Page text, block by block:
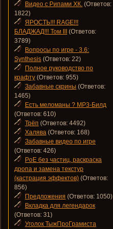
Видео с Рипами ХК. (Ответов:
1822)
ЯРОСТЬ!!! RAGE!!!
БЛАДЖАД!!! Том III
(Ответов:
3789)
Вопросы по игре - 3.6:
Synthesis (Ответов: 22)
Полное руководство по
крафту (Ответов: 955)
Забавные скрины (Ответов:
1465)
Есть меломаны ? MP3-Билд
(Ответов: 610)
Трёп (Ответов: 4492)
Халява (Ответов: 168)
Забавные видео по игре
(Ответов: 426)
PoE без частиц, раскраска
дропа и замена текстур
(кастрация эффектов) (Ответов:
856)
Предложения (Ответов: 1050)
Вкладка для легендарок
(Ответов: 31)
Уголок ТыжПроГрамиста